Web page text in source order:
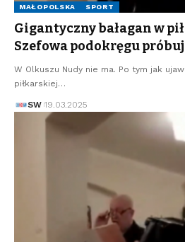
MAŁOPOLSKA SPORT
Gigantyczny bałagan w
Szefowa podokręgu
W Olkuszu Nudy nie ma. Po tym jak
piłkarskiej…
SW 19.03.2025